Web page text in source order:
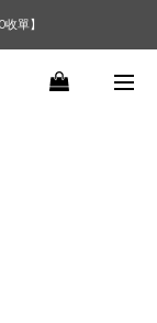
🚚免運費
單】
】 🚚免運費